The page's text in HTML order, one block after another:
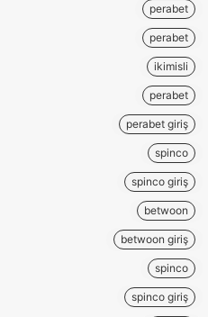
perabet
perabet
ikimisli
perabet
perabet giriş
spinco
spinco giriş
betwoon
betwoon giriş
spinco
spinco giriş